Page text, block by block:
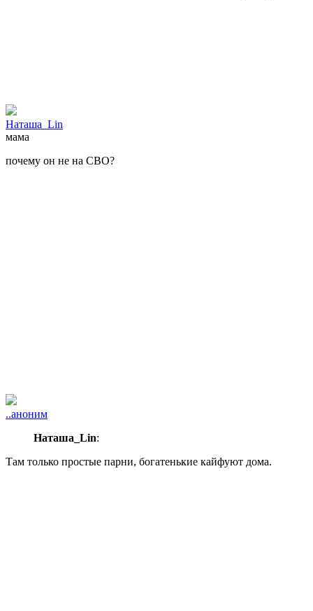
Наташа_Lin
мама
почему он не на СВО?
..аноним
Наташа_Lin:
Там только простые парни, богатенькие кайфуют дома.